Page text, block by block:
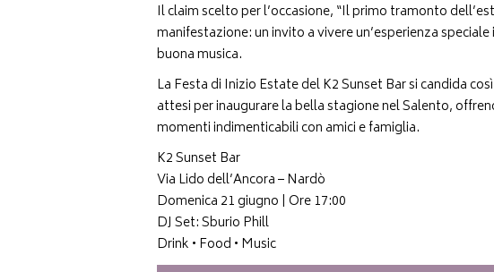
Il claim scelto per l’occasione, “Il primo tramonto
manifestazione: un invito a vivere un’esperienza
buona musica.
La Festa di Inizio Estate del K2 Sunset Bar si candida
attesi per inaugurare la bella stagione nel Salento,
momenti indimenticabili con amici e famiglia.
K2 Sunset Bar
Via Lido dell’Ancora – Nardò
Domenica 21 giugno | Ore 17:00
DJ Set: Sburio Phill
Drink • Food • Music